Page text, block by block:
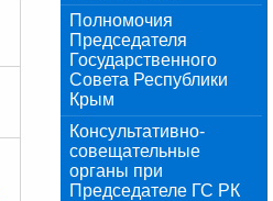
Полномочия
Председателя
Государственного
Совета Республики
Крым
Консультативно-
совещательные
органы при
Председателе ГС РК